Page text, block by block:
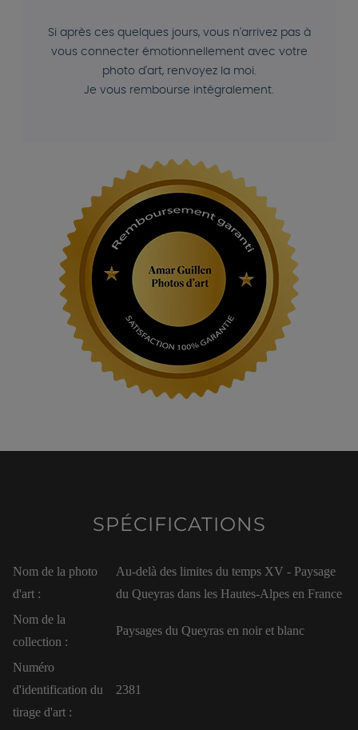
Si après ces quelques jours, vous n'arrivez pas à
vous connecter émotionnellement avec votre
photo d'art, renvoyez la moi.
Je vous rembourse intégralement.
SPÉCIFICATIONS
Nom de la photo
d'art :
Au-delà des limites du temps XV - Paysage
du Queyras dans les Hautes-Alpes en France
Nom de la
collection :
Paysages du Queyras en noir et blanc
Numéro
d'identification du
tirage d'art :
2381